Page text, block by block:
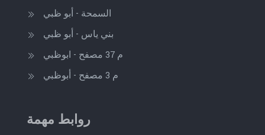
السمحة - أبو ظبي
بني ياس - أبو ظبي
روابط مهمة